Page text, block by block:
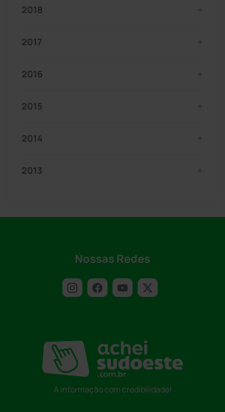
2018
2017
2016
2015
2014
2013
Nossas Redes
A informação com credibilidade!